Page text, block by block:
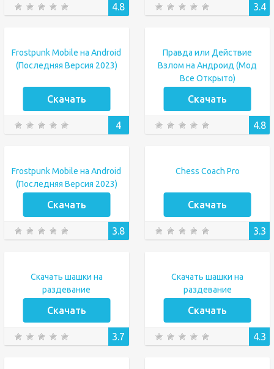
4.8 3.4
Frostpunk Mobile на Android
(Последняя Версия 2023)
Скачать
4
Правда или Действие
Взлом на Андроид (Мод
Все Открыто)
Скачать
4.8
Frostpunk Mobile на Android
(Последняя Версия 2023)
Скачать
3.8
Chess Coach Pro
Скачать
3.3
Скачать шашки на
раздевание
Скачать
3.7
Скачать шашки на
раздевание
Скачать
4.3